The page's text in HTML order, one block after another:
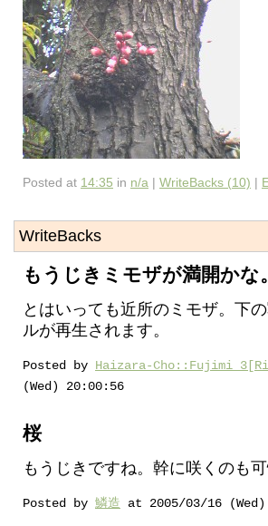
Posted at 14:35 in n/a WriteBacks (10)
WriteBacks
もうじきミモザが満開かな。
とはいっても近所のミモザ。下
ルが再生されます。
Posted by Haizara-Cho::Fujimi
(Wed) 20:00:56
桜
もうじきですね。幹に咲くのも可
Posted by 鱗造 at 2005/03/16